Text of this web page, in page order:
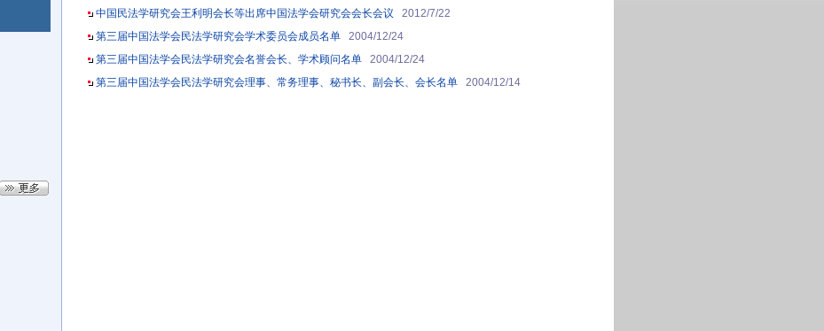
中国民法学研究会王利明会长等出席中国法学会研究会会长会议
2012/7/22
第三届中国法学会民法学研究会学术委员会成员名单
2004/12/24
第三届中国法学会民法学研究会名誉会长、学术顾问名单
2004/12/24
第三届中国法学会民法学研究会理事、常务理事、秘书长、副会长、会长名单
2004/12/14